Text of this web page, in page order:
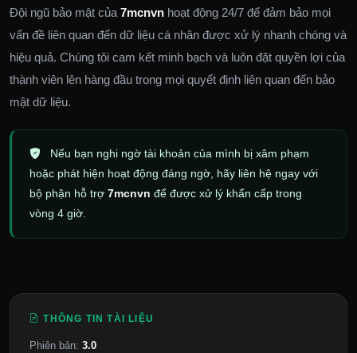
Đội ngũ bảo mật của 7mcnvn hoạt động 24/7 để đảm bảo mọi
vấn đề liên quan đến dữ liệu cá nhân được xử lý nhanh chóng và
hiệu quả. Chúng tôi cam kết minh bạch và luôn đặt quyền lợi của
thành viên lên hàng đầu trong mọi quyết định liên quan đến bảo
mật dữ liệu.
Nếu bạn nghi ngờ tài khoản của mình bị xâm phạm
hoặc phát hiện hoạt động đáng ngờ, hãy liên hệ ngay với
bộ phận hỗ trợ7mcnvn để được xử lý khẩn cấp trong
vòng 4 giờ.
THÔNG TIN TÀI LIỆU
Phiên bản: 3.0